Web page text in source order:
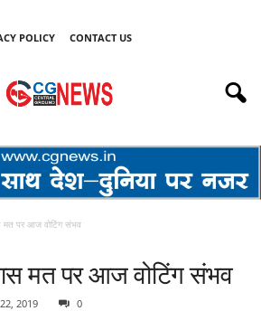
POLICY CONTACT US
मत पर आज वोटिंग संभव
मत पर आज वोटिंग संभव
2019 0